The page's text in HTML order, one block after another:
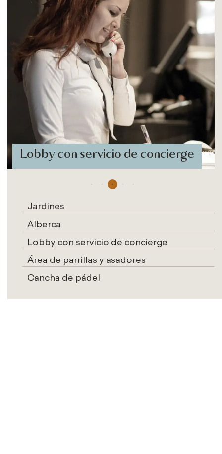
Lobby con servicio de concierge
Jardines
Alberca
Lobby con servicio de concierge
Área de parrillas y asadores
Cancha de pádel